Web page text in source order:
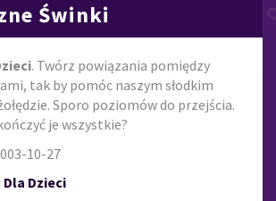
Świnki
. Twórz powiązania pomiędzy
tak by pomóc naszym słodkim
Sporo poziomów do przejścia.
je wszystkie?
10-27
Dla Dzieci